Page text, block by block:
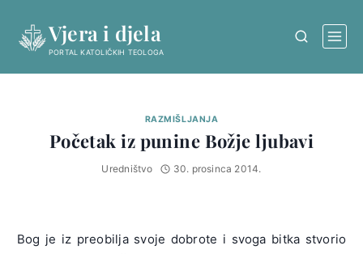
content
Vjera i djela
PORTAL KATOLIČKIH TEOLOGA
RAZMIŠLJANJA
Početak iz punine Božje ljubavi
Uredništvo 30. prosinca 2014.
Bog je iz preobilja svoje dobrote i svoga bitka stvorio